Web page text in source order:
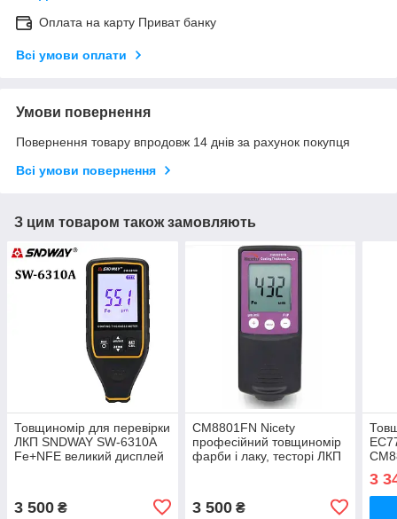
Оплата на карту Приват банку
Всі умови оплати
Умови повернення
Повернення товару впродовж 14 днів за рахунок покупця
Всі умови повернення
З цим товаром також замовляють
Товщиномір для перевірки
ЛКП SNDWAY SW-6310A
Fe+NFE великий дисплей
3 500 ₴
СМ8801FN Nicety
професійний товщиномір
фарби і лаку, тесторі ЛКП
3 500₴
3